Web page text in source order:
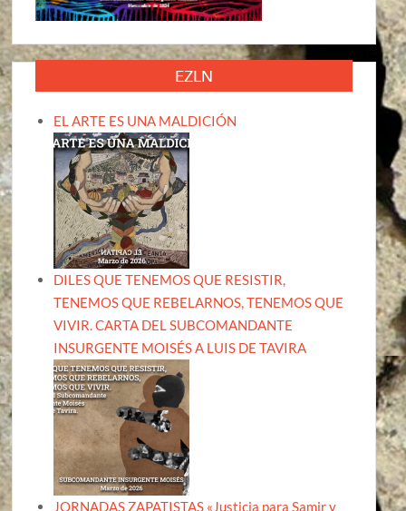
EZLN
EL ARTE ES UNA MALDICIÓN
DILES QUE TENEMOS QUE RESISTIR,
TENEMOS QUE REBELARNOS, TENEMOS QUE
VIVIR. CARTA DEL SUBCOMANDANTE
INSURGENTE MOISÉS A LUIS DE TAVIRA
JORNADAS ZAPATISTAS «Justicia para Samir y